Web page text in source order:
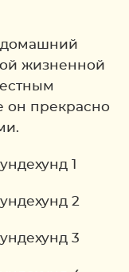
домашний
жизненной
он прекрасно